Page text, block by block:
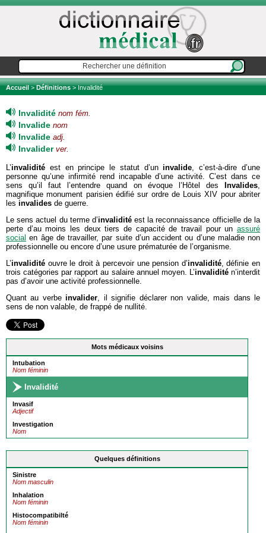
Accueil>Définitions> Invalidité
Mots médicaux voisins
Intubation
Nom féminin
Invalidité
Invasif
Adjectif
Investigation
Nom
Quelques définitions
Sinistre
Nom masculin
Inhalation
Nom féminin
Histocompatibilté
Nom féminin
Invalidité nom fém.
Invalide nom
Invalide adj.
Invalider ver.
L’invalidité est en principe le statut d’uninvalide, c’est-à-dire d’une
personne qu’une infirmité rend incapable d’une activité. C’est dans ce
sens qu’il faut l’entendre quand on évoque l’Hôtel des
Invalides,
magnifique monument parisien édifié sur ordre de Louis XIV pour abriter
les invalides de guerre.
Le sens actuel du terme d’invaliditéest la reconnaissance officielle de la
perte d’au moins les deux tiers de capacité de travail pour un assuré
social en âge de travailler, par suite d’un accident ou d’une maladie non
professionnelle ou encore d’une usure prématurée de l’organisme.
L’invalidité ouvre le droit à percevoir une pension d’invalidité, définie en
trois catégories par rapport au salaire annuel moyen. L’invaliditén’interdit
pas d’avoir une activité professionnelle.
Quant au verbeinvalider, il signifie déclarer non valide, mais dans le
sens de non valable, de frappé de nullité.